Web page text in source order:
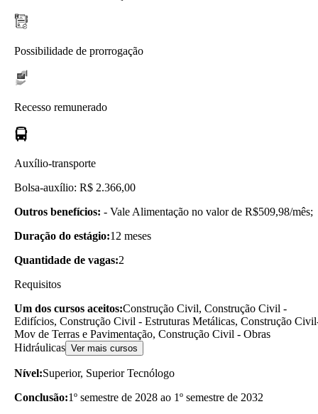
Possibilidade de prorrogação
Recesso remunerado
Auxílio-transporte
Bolsa-auxílio: R$ 2.366,00
Outros benefícios: - Vale Alimentação no valor de R$509,98/mês;
Duração do estágio:12 meses
Quantidade de vagas:2
Requisitos
Um dos cursos aceitos:Construção Civil, Construção Civil -
Edifícios, Construção Civil - Estruturas Metálicas, Construção
Mov de Terras e Pavimentação, Construção Civil - Obras
Hidráulicas Ver mais cursos
Nível:Superior, Superior Tecnólogo
Conclusão:1º semestre de 2028 ao 1º semestre de 2032